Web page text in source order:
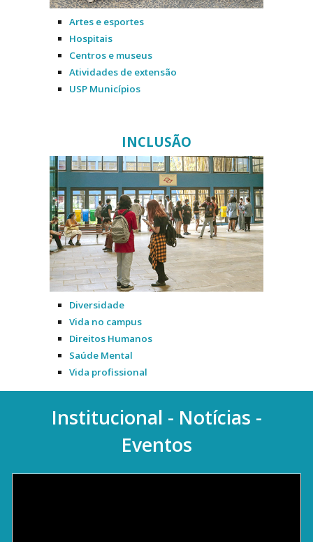
Artes e esportes
Hospitais
Centros e museus
Atividades de extensão
USP Municípios
INCLUSÃO
Diversidade
Vida no campus
Direitos Humanos
Saúde Mental
Vida profissional
Institucional - Notícias -
Eventos